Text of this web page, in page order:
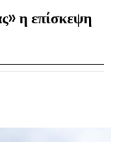
η επίσκεψη